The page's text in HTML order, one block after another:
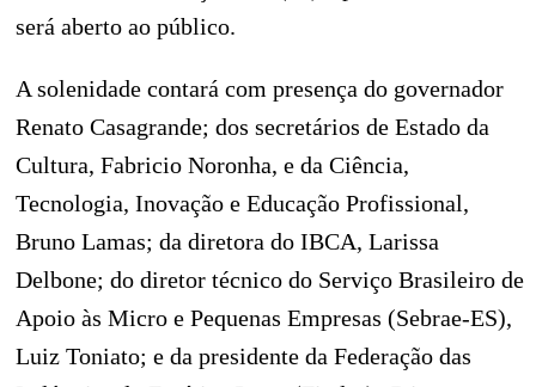
será aberto ao público.
A solenidade contará com presença do governador
Renato Casagrande; dos secretários de Estado da
Cultura, Fabricio Noronha, e da Ciência,
Tecnologia, Inovação e Educação Profissional,
Bruno Lamas; da diretora do IBCA, Larissa
Delbone; do diretor técnico do Serviço Brasileiro de
Apoio às Micro e Pequenas Empresas (Sebrae-ES),
Luiz Toniato; e da presidente da Federação das